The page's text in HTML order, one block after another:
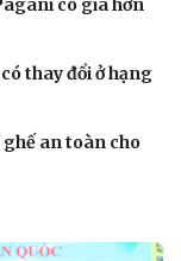
có giá hơn
thay đổi ở hạng
an toàn cho